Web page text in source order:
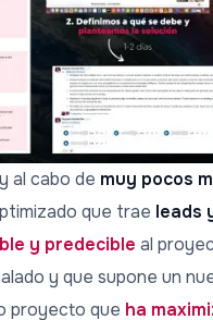
al cabo de muy pocos
que trae leads
y predecible al
y que supone un
proyecto que ha